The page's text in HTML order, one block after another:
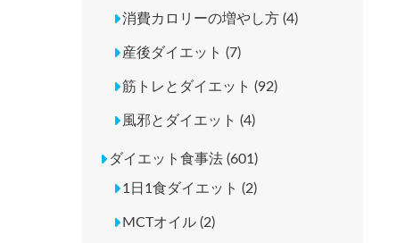
消費カロリーの増やし方 (4)
産後ダイエット (7)
筋トレとダイエット (92)
風邪とダイエット (4)
ダイエット食事法 (601)
1日1食ダイエット (2)
MCTオイル (2)